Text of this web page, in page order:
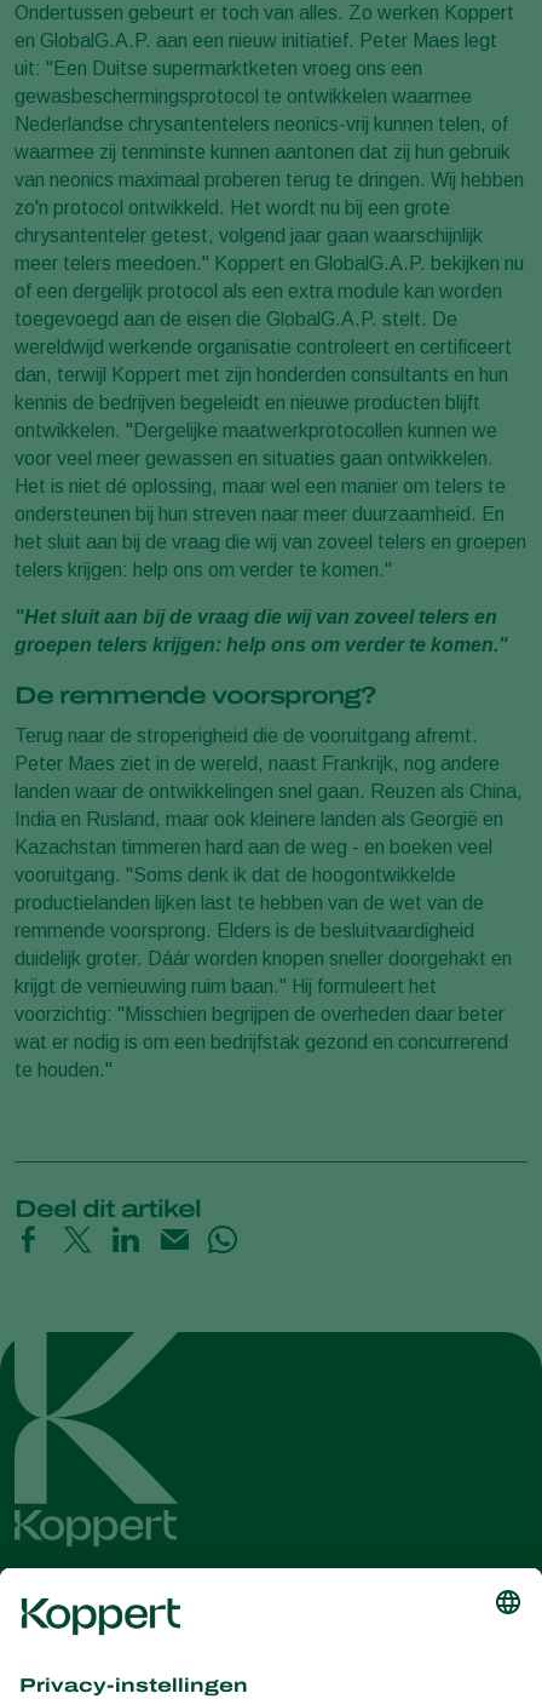
Ondertussen gebeurt er toch van alles. Zo werken Koppert
en GlobalG.A.P. aan een nieuw initiatief. Peter Maes legt
uit: "Een Duitse supermarktketen vroeg ons een
gewasbeschermingsprotocol te ontwikkelen waarmee
Nederlandse chrysantentelers neonics-vrij kunnen telen, of
waarmee zij tenminste kunnen aantonen dat zij hun gebruik
van neonics maximaal proberen terug te dringen. Wij hebben
zo'n protocol ontwikkeld. Het wordt nu bij een grote
chrysantenteler getest, volgend jaar gaan waarschijnlijk
meer telers meedoen." Koppert en GlobalG.A.P. bekijken nu
of een dergelijk protocol als een extra module kan worden
toegevoegd aan de eisen die GlobalG.A.P. stelt. De
wereldwijd werkende organisatie controleert en certificeert
dan, terwijl Koppert met zijn honderden consultants en hun
kennis de bedrijven begeleidt en nieuwe producten blijft
ontwikkelen. "Dergelijke maatwerkprotocollen kunnen we
voor veel meer gewassen en situaties gaan ontwikkelen.
Het is niet dé oplossing, maar wel een manier om telers te
ondersteunen bij hun streven naar meer duurzaamheid. En
het sluit aan bij de vraag die wij van zoveel telers en groepen
telers krijgen: help ons om verder te komen."
"Het sluit aan bij de vraag die wij van zoveel telers en
groepen telers krijgen: help ons om verder te komen."
De remmende voorsprong?
Terug naar de stroperigheid die de vooruitgang afremt.
Peter Maes ziet in de wereld, naast Frankrijk, nog andere
landen waar de ontwikkelingen snel gaan. Reuzen als China,
India en Rusland, maar ook kleinere landen als Georgië en
Kazachstan timmeren hard aan de weg - en boeken veel
vooruitgang. "Soms denk ik dat de hoogontwikkelde
productielanden lijken last te hebben van de wet van de
remmende voorsprong. Elders is de besluitvaardigheid
duidelijk groter. Dáár worden knopen sneller doorgehakt en
krijgt de vernieuwing ruim baan." Hij formuleert het
voorzichtig: "Misschien begrijpen de overheden daar beter
wat er nodig is om een bedrijfstak gezond en concurrerend
te houden."
Deel dit artikel
Ontvang het laatste nieuws en
informatie